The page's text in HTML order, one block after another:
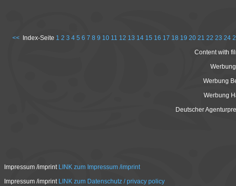
<< Index-Seite 1 2 3 4 5 6 7 8 9 10 11 12 13 14 15 16 17 18 19 20 21 22 23 24
Content with
Werbung
Werbung
Deutscher
Impressum /imprint LINK zum Impressum /imprint
Impressum /imprint LINK zum Datenschutz / privacy policy